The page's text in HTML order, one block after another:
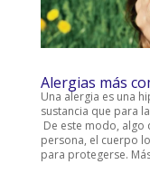
Alergias más
Una alergia es una
sustancia que para
De este modo, algo
persona, el cuerpo
para protegerse.